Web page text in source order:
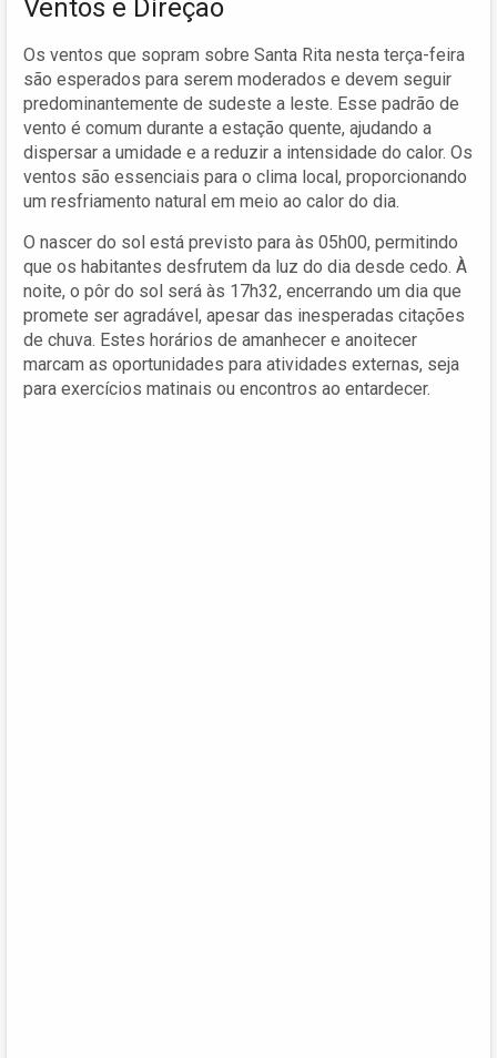
Ventos e Direção
Os ventos que sopram sobre Santa Rita nesta terça-feira
são esperados para serem moderados e devem seguir
predominantemente de sudeste a leste. Esse padrão de
vento é comum durante a estação quente, ajudando a
dispersar a umidade e a reduzir a intensidade do calor. Os
ventos são essenciais para o clima local, proporcionando
um resfriamento natural em meio ao calor do dia.
O nascer do sol está previsto para às 05h00, permitindo
que os habitantes desfrutem da luz do dia desde cedo. À
noite, o pôr do sol será às 17h32, encerrando um dia que
promete ser agradável, apesar das inesperadas citações
de chuva. Estes horários de amanhecer e anoitecer
marcam as oportunidades para atividades externas, seja
para exercícios matinais ou encontros ao entardecer.